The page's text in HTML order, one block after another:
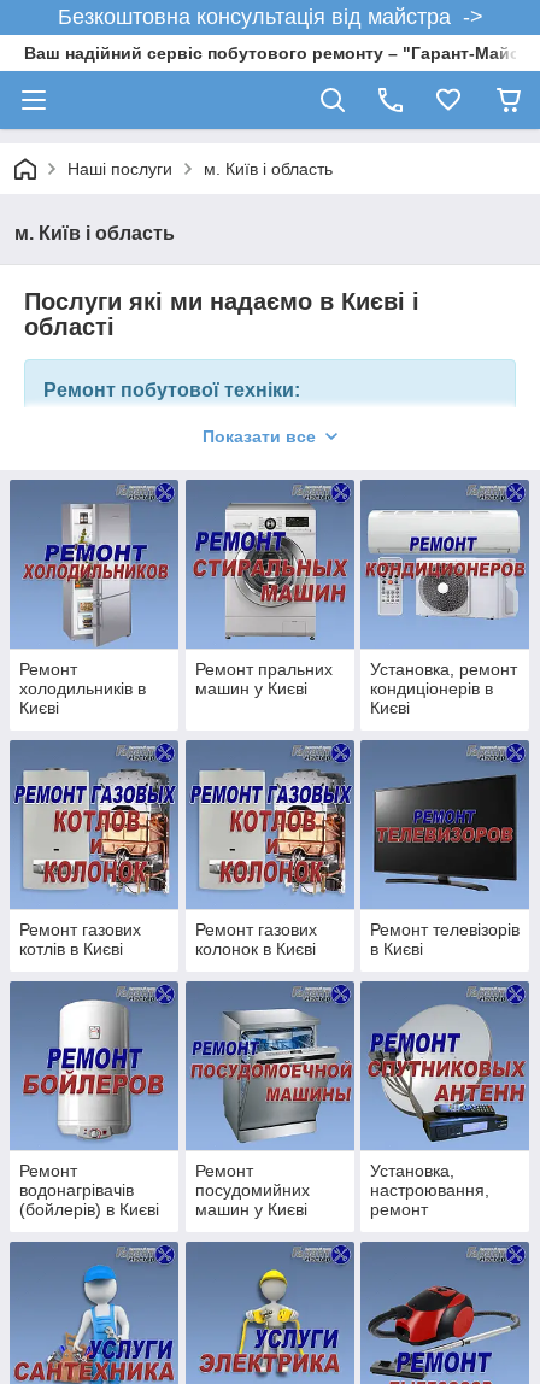
Безкоштовна консультація від майстра ->
Ваш надійний сервіс побутового ремонту – "Гарант-
Наші послуги м. Київ і область
м. Київ і область
Послуги які ми надаємо в Києві і
області
Ремонт побутової техніки:
Ремонт газових котлів та колонок;
Ремонт, обслуговування бойлерів;
Ремонт холодильників;
Ремонт пральних машин;
Ремонт телевізорів;
Ремонт, обслуговування кондиціонерів;
Ремонт посудомийних машин;
Установка, настройка супутникових антен;
Ремонт свч печей;
Ремонт, обслуговування кавових машин;
Ремонт, регулювання металопластикових вікон і
дверей;
Послуги сантехніка:
Монтаж/демонтаж унітазу;
Установка душової кабінки;
Установка фільтрів очищення води;
Заміна змішувача;
Заміна труб каналізації, водопроводу;
Заміна радіаторів опалення;
Установка лічильників води;
Послуги зварювальника;
Послуги електрика:
Заміна розеток/вимикачів;
Заміна проводки;
Показати все
Ремонт
холодильників в
Києві
Ремонт пральних
машин у Києві
Установка, ремонт
кондиціонерів в
Києві
Ремонт газових
котлів в Києві
Ремонт газових
колонок в Києві
Ремонт телевізорів
в Києві
Ремонт
водонагрівачів
(бойлерів) в Києві
Ремонт
посудомийних
машин у Києві
Установка,
настроювання,
ремонт
антен в Києві